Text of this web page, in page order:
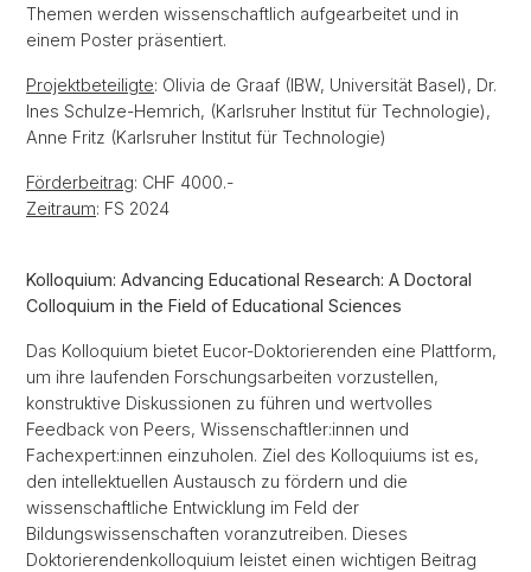
Themen werden wissenschaftlich aufgearbeitet und in
einem Poster präsentiert.
Projektbeteiligte: Olivia de Graaf (IBW, Universität Basel), Dr.
Ines Schulze-Hemrich, (Karlsruher Institut für Technologie),
Anne Fritz (Karlsruher Institut für Technologie)
Förderbeitrag: CHF 4000.-
Zeitraum: FS 2024
Kolloquium: Advancing Educational Research: A Doctoral
Colloquium in the Field of Educational Sciences
Das Kolloquium bietet Eucor-Doktorierenden eine Plattform,
um ihre laufenden Forschungsarbeiten vorzustellen,
konstruktive Diskussionen zu führen und wertvolles
Feedback von Peers, Wissenschaftler:innen und
Fachexpert:innen einzuholen. Ziel des Kolloquiums ist es,
den intellektuellen Austausch zu fördern und die
wissenschaftliche Entwicklung im Feld der
Bildungswissenschaften voranzutreiben. Dieses
Doktorierendenkolloquium leistet einen wichtigen Beitrag